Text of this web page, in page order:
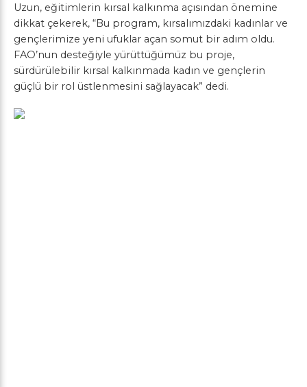
Uzun, eğitimlerin kırsal kalkınma açısından önemine
dikkat çekerek, “Bu program, kırsalımızdaki kadınlar ve
gençlerimize yeni ufuklar açan somut bir adım oldu.
FAO’nun desteğiyle yürüttüğümüz bu proje,
sürdürülebilir kırsal kalkınmada kadın ve gençlerin
güçlü bir rol üstlenmesini sağlayacak” dedi.